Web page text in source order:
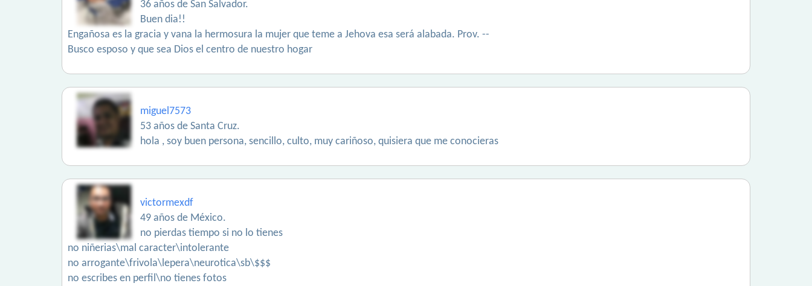
36 años de San Salvador.
Buen dia!!
Engañosa es la gracia y vana la hermosura la mujer que teme a Jehova esa será alabada. Prov. --
Busco esposo y que sea Dios el centro de nuestro hogar
miguel7573
53 años de Santa Cruz.
hola , soy buen persona, sencillo, culto, muy cariñoso, quisiera que me conocieras
victormexdf
49 años de México.
no pierdas tiempo si no lo tienes
no niñerias\mal caracter\intolerante
no arrogante\frivola\lepera\neurotica\sb\$$$
no escribes en perfil\no tienes fotos